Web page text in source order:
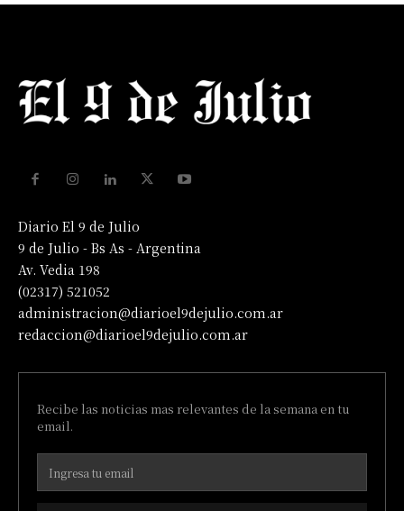
Diario El 9 de Julio
9 de Julio - Bs As - Argentina
Av. Vedia 198
(02317) 521052
administracion@diarioel9dejulio.com.ar
redaccion@diarioel9dejulio.com.ar
Recibe las noticias mas relevantes de la semana en tu
email.